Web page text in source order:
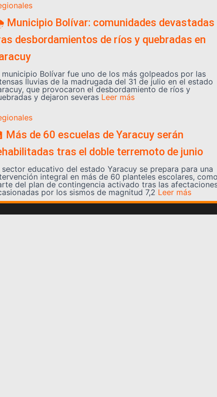
Bolívar: comunidades devastadas
desbordamientos de ríos y quebradas en
municipio Bolívar fue uno de los más golpeados por las
lluvias de la madrugada del 31 de julio en el estado
que provocaron el desbordamiento de ríos y
y dejaron severas Leer más
Más de 60 escuelas de Yaracuy serán
tras el doble terremoto de junio
sector educativo del estado Yaracuy se prepara para una
integral en más de 60 planteles escolares,
del plan de contingencia activado tras las
por los sismos de magnitud 7,2 Leer más